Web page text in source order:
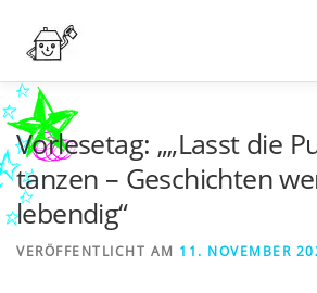
Inhalt
springen
NEWS
TERMINE
Vorlesetag: „„Lasst die
tanzen – Geschichten
lebendig“
VERÖFFENTLICHT AM 11. NOVEMBER